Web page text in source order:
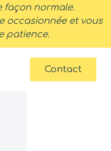
façon normale.
occasionnée et vous
patience.
Contact